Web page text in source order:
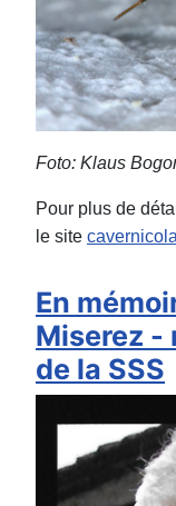
Foto: Klaus
Pour plus de
le site
En
Miserez -
de la SSS